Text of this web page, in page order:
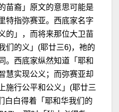
苗裔」原文的意思可能是
特指弥赛亚。西底家名字
的」，而将来那位大卫苗
们的义」(耶廿三6)，祂的
。西底家纵然知道「耶和
慧实现公义；而弥赛亚却
施行公平和公义」(耶廿三
白白得着「耶和华我们的